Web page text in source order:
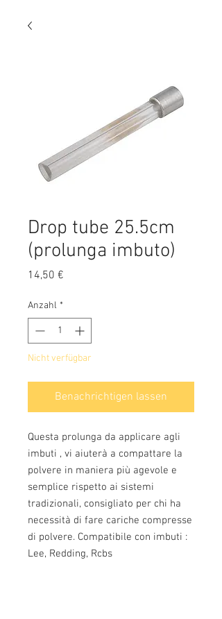
Drop tube 25.5cm
(prolunga imbuto)
14,50 €
Anzahl *
Nicht verfügbar
Benachrichtigen lassen
Questa prolunga da applicare agli
imbuti , vi aiuterà a compattare la
polvere in maniera più agevole e
semplice rispetto ai sistemi
tradizionali, consigliato per chi ha
necessità di fare cariche compresse
di polvere. Compatibile con imbuti :
Lee, Redding, Rcbs